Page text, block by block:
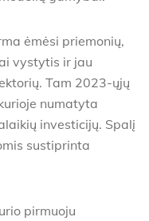
ėmėsi priemonių,
vystytis ir jau
Tam 2023-ųjų
numatyta
investicijų. Spalį
sustiprinta
pirmuoju